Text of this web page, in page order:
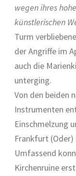
wegen ihres
künstlerischen
Turm
der Angriffe im
auch die
unterging.
Von den beiden
Instrumenten
Einschmelzung
Frankfurt (Oder)
Umfassend
Kirchenruine